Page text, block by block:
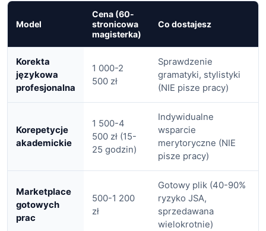
Model
Cena (60-
stronicowa
magisterka)
Co dostajesz
Korekta
językowa
profesjonalna
1 000-2
500 zł
Sprawdzenie
gramatyki, stylistyki
(NIE pisze pracy)
Korepetycje
akademickie
1 500-4
500 zł (15-
25 godzin)
Indywidualne
wsparcie
merytoryczne (NIE
pisze pracy)
Marketplace
gotowych
prac
500-1 200
zł
Gotowy plik (40-90%
ryzyko JSA,
sprzedawana
wielokrotnie)